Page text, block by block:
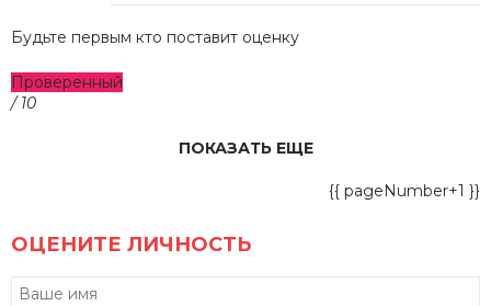
Будьте первым кто поставит оценку
Проверенный
/ 10
ПОКАЗАТЬ ЕЩЕ
{{ pageNumber+1 }}
ОЦЕНИТЕ ЛИЧНОСТЬ